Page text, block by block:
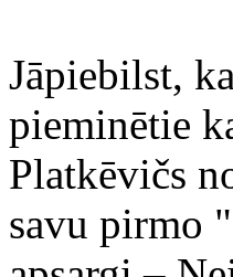
Jāpiebilst,
pieminētie
Platkēvičs
savu pirmo "